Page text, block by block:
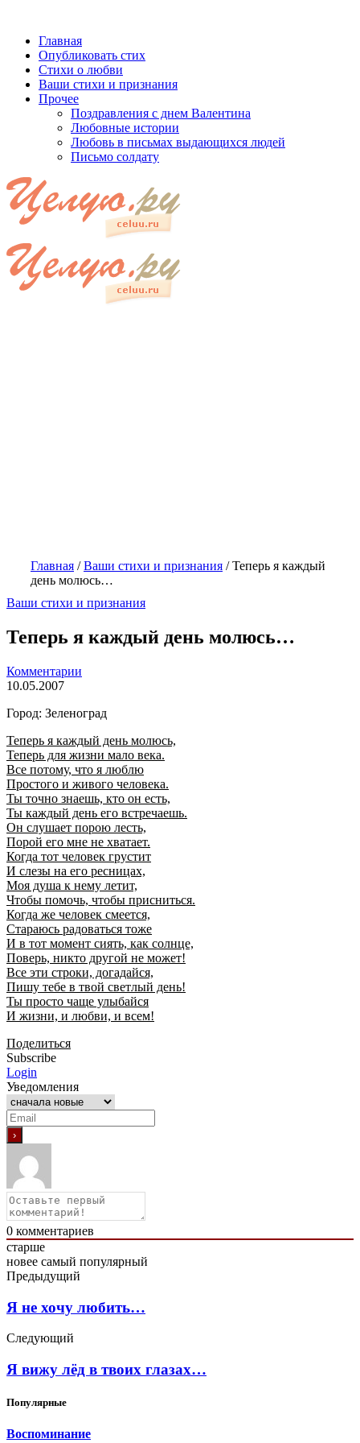
Главная
Опубликовать стих
Стихи о любви
Ваши стихи и признания
Прочее
Поздравления с днем Валентина
Любовные истории
Любовь в письмах выдающихся людей
Письмо солдату
Главная /Ваши стихи и признания /Теперь я каждый
день молюсь…
Ваши стихи и признания
Теперь я каждый день молюсь…
Комментарии
10.05.2007
Город: Зеленоград
Теперь я каждый день молюсь,
Теперь для жизни мало века.
Все потому, что я люблю
Простого и живого человека.
Ты точно знаешь, кто он есть,
Ты каждый день его встречаешь.
Он слушает порою лесть,
Порой его мне не хватает.
Когда тот человек грустит
И слезы на его ресницах,
Моя душа к нему летит,
Чтобы помочь, чтобы присниться.
Когда же человек смеется,
Стараюсь радоваться тоже
И в тот момент сиять, как солнце,
Поверь, никто другой не может!
Все эти строки, догадайся,
Пишу тебе в твой светлый день!
Ты просто чаще улыбайся
И жизни, и любви, и всем!
Поделиться
Subscribe
Login
Уведомления
0 комментариев
старше
новее самый популярный
Предыдущий
Я не хочу любить…
Следующий
Я вижу лёд в твоих глазах…
Популярные
Воспоминание